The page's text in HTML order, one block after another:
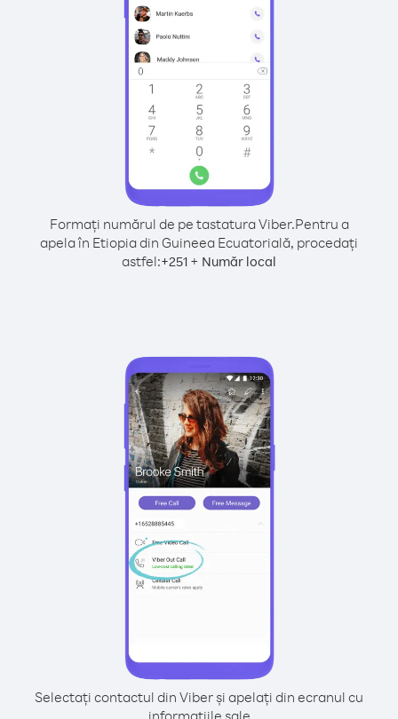
Formați numărul de pe tastatura Viber.Pentru a
apela în Etiopia din Guineea Ecuatorială, procedați
astfel:+251 + Număr local
Selectați contactul din Viber și apelați din ecranul cu
informațiile sale